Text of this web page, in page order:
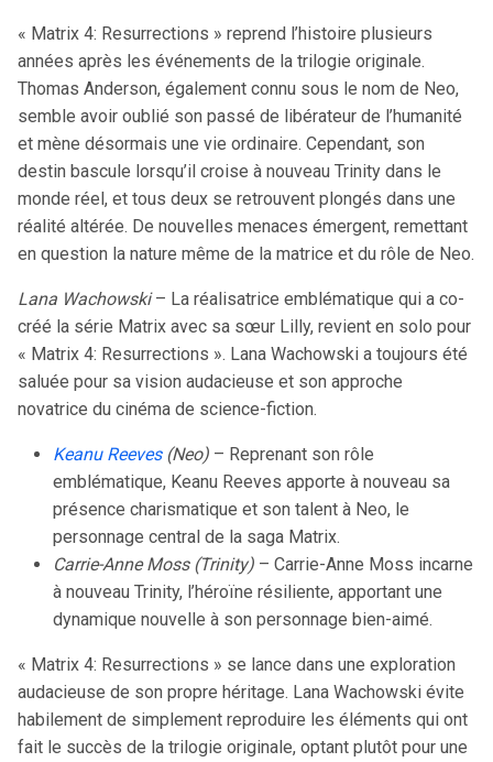
« Matrix 4: Resurrections » reprend l’histoire plusieurs
années après les événements de la trilogie originale.
Thomas Anderson, également connu sous le nom de Neo,
semble avoir oublié son passé de libérateur de l’humanité
et mène désormais une vie ordinaire. Cependant, son
destin bascule lorsqu’il croise à nouveau Trinity dans le
monde réel, et tous deux se retrouvent plongés dans une
réalité altérée. De nouvelles menaces émergent, remettant
en question la nature même de la matrice et du rôle de Neo.
Lana Wachowski– La réalisatrice emblématique qui a co-
créé la série Matrix avec sa sœur Lilly, revient en solo pour
« Matrix 4: Resurrections ». Lana Wachowski a toujours été
saluée pour sa vision audacieuse et son approche
novatrice du cinéma de science-fiction.
Keanu Reeves(Neo) – Reprenant son rôle
emblématique, Keanu Reeves apporte à nouveau sa
présence charismatique et son talent à Neo, le
personnage central de la saga Matrix.
Carrie-Anne Moss (Trinity) – Carrie-Anne Moss incarne
à nouveau Trinity, l’héroïne résiliente, apportant une
dynamique nouvelle à son personnage bien-aimé.
« Matrix 4: Resurrections » se lance dans une exploration
audacieuse de son propre héritage. Lana Wachowski évite
habilement de simplement reproduire les éléments qui ont
fait le succès de la trilogie originale, optant plutôt pour une